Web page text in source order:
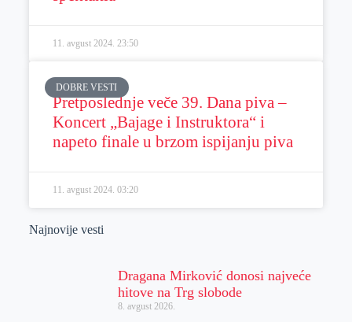
11. avgust 2024. 23:50
DOBRE VESTI
Pretposlednje veče 39. Dana piva –
Koncert „Bajage i Instruktora“ i
napeto finale u brzom ispijanju piva
11. avgust 2024. 03:20
Najnovije vesti
Dragana Mirković donosi najveće
hitove na Trg slobode
8. avgust 2026.